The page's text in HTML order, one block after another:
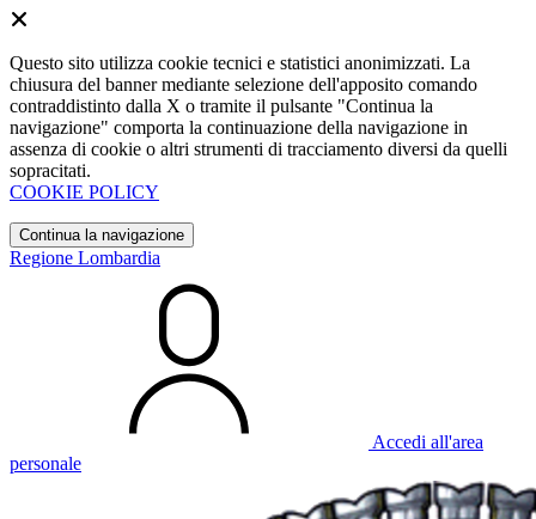
Questo sito utilizza cookie tecnici e statistici anonimizzati. La
chiusura del banner mediante selezione dell'apposito comando
contraddistinto dalla X o tramite il pulsante "Continua la
navigazione" comporta la continuazione della navigazione in
assenza di cookie o altri strumenti di tracciamento diversi da quelli
sopracitati.
COOKIE POLICY
Continua la navigazione
Regione Lombardia
Accedi all'area
personale